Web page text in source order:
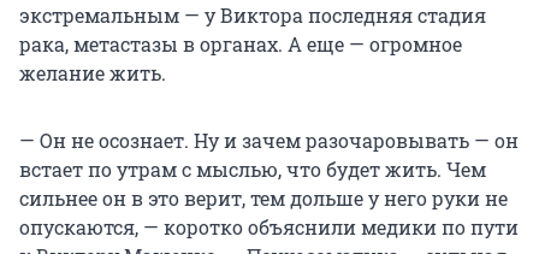
экстремальным — у Виктора последняя стадия
рака, метастазы в органах. А еще — огромное
желание жить.
— Он не осознает. Ну и зачем разочаровывать — он
встает по утрам с мыслью, что будет жить. Чем
сильнее он в это верит, тем дольше у него руки не
опускаются, — коротко объяснили медики по пути